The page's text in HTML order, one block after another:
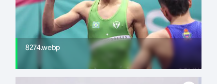
8274.webp